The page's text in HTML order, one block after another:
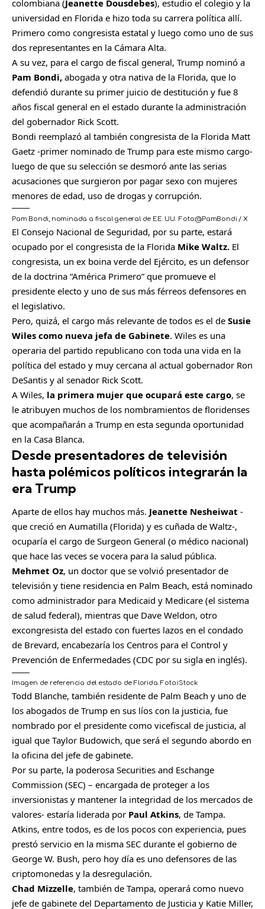
colombiana (Jeanette Dousdebes), estudio el colegio y la
universidad en Florida e hizo toda su carrera política allí.
Primero como congresista estatal y luego como uno de sus
dos representantes en la Cámara Alta.
A su vez, para el cargo de fiscal general, Trump nominó a
Pam Bondi, abogada y otra nativa de la Florida, que lo
defendió durante su primer juicio de destitución y fue 8
años fiscal general en el estado durante la administración
del gobernador Rick Scott.
Bondi reemplazó al también congresista de la Florida Matt
Gaetz -primer nominado de Trump para este mismo cargo-
luego de que su selección se desmoró ante las serias
acusaciones que surgieron por pagar sexo con mujeres
menores de edad, uso de drogas y corrupción.
Pam Bondi, nominada a fiscal general de EE. UU. Foto:@PamBondi / X
El Consejo Nacional de Seguridad, por su parte, estará
ocupado por el congresista de la Florida Mike Waltz. El
congresista, un ex boina verde del Ejército, es un defensor
de la doctrina “América Primero” que promueve el
presidente electo y uno de sus más férreos defensores en
el legislativo.
Pero, quizá, el cargo más relevante de todos es el de Susie
Wiles como nueva jefa de Gabinete. Wiles es una
operaria del partido republicano con toda una vida en la
política del estado y muy cercana al actual gobernador Ron
DeSantis y al senador Rick Scott.
A Wiles, la primera mujer que ocupará este cargo, se
le atribuyen muchos de los nombramientos de floridenses
que acompañarán a Trump en esta segunda oportunidad
en la Casa Blanca.
Desde presentadores de televisión
hasta polémicos políticos integrarán la
era Trump
Aparte de ellos hay muchos más. Jeanette Nesheiwat -
que creció en Aumatilla (Florida) y es cuñada de Waltz-,
ocuparía el cargo de Surgeon General (o médico nacional)
que hace las veces se vocera para la salud pública.
Mehmet Oz, un doctor que se volvió presentador de
televisión y tiene residencia en Palm Beach, está nominado
como administrador para Medicaid y Medicare (el sistema
de salud federal), mientras que Dave Weldon, otro
excongresista del estado con fuertes lazos en el condado
de Brevard, encabezaría los Centros para el Control y
Prevención de Enfermedades (CDC por su sigla en inglés).
Imagen de referencia del estado de Florida.Foto:iStock
Todd Blanche, también residente de Palm Beach y uno de
los abogados de Trump en sus líos con la justicia, fue
nombrado por el presidente como vicefiscal de justicia, al
igual que Taylor Budowich, que será el segundo abordo en
la oficina del jefe de gabinete.
Por su parte, la poderosa Securities and Eschange
Commission (SEC) – encargada de proteger a los
inversionistas y mantener la integridad de los mercados de
valores- estaría liderada por Paul Atkins, de Tampa.
Atkins, entre todos, es de los pocos con experiencia, pues
prestó servicio en la misma SEC durante el gobierno de
George W. Bush, pero hoy día es uno defensores de las
criptomonedas y la desregulación.
Chad Mizzelle, también de Tampa, operará como nuevo
jefe de gabinete del Departamento de Justicia y Katie Miller,